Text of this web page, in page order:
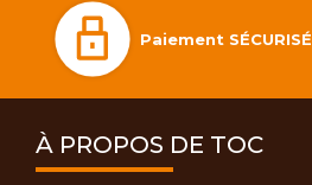
Paiement SÉCURISÉ
À PROPOS DE TOC